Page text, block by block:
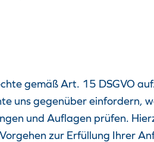
gemäß Art. 15 DSGVO
uns gegenüber
und Auflagen prüfen.
zur Erfüllung Ihrer